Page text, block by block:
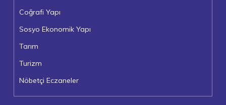
Coğrafi Yapı
Sosyo Ekonomik Yapı
Tarım
Turizm
Nöbetçi Eczaneler